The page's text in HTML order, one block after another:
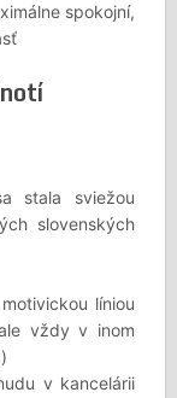
spokojní,
stala sviežou
slovenských
líniou
vždy v inom
v kancelárii